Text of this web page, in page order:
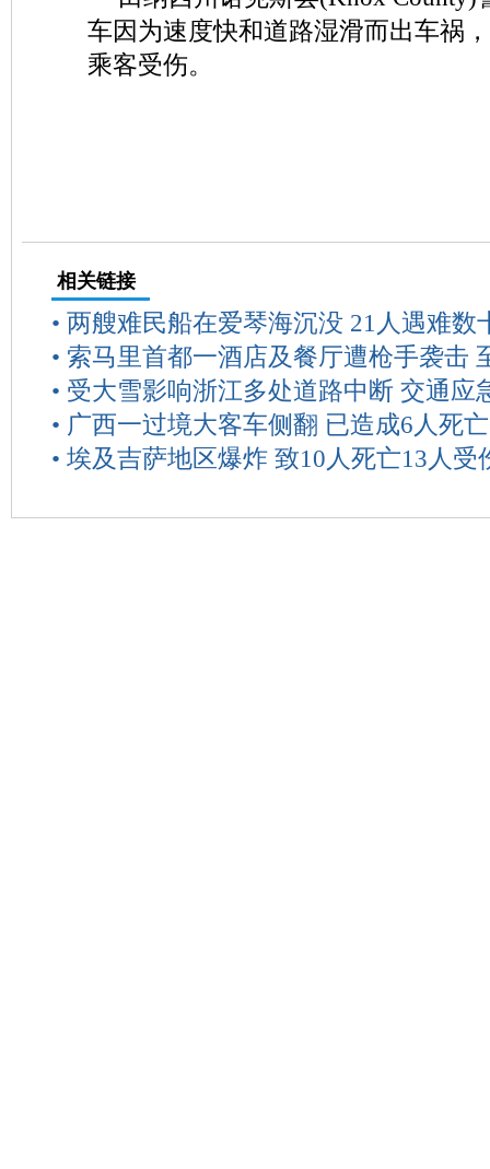
车因为速度快和道路湿滑而出车祸
乘客受伤。
相关链接
• 两艘难民船在爱琴海沉没 21人遇难数
• 索马里首都一酒店及餐厅遭枪手袭击
• 受大雪影响浙江多处道路中断 交通应
• 广西一过境大客车侧翻 已造成6人死
• 埃及吉萨地区爆炸 致10人死亡13人受